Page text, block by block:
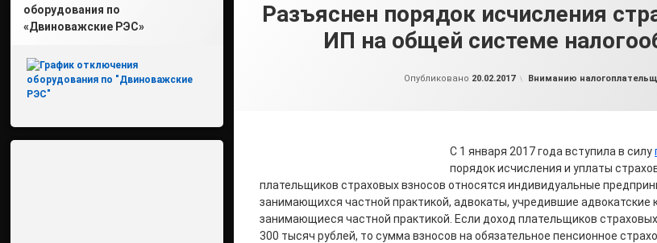
Разъяснен порядок исчисления
ИП на общей системе
Опубликовано 20.02.2017 Рубрики:
Вниманию
С 1 января 2017 года вступила в силу
порядок исчисления и уплаты
плательщиков страховых взносов относятся индивидуальные
занимающихся частной практикой, адвокаты, учредившие адвокатские
занимающиеся частной практикой. Если доход плательщиков
300 тысяч рублей, то сумма взносов на обязательное пенсионное
оборудования по
«Двиноважские РЭС»